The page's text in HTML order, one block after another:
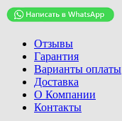
Отзывы
Гарантия
Варианты оплаты
Доставка
О Компании
Контакты